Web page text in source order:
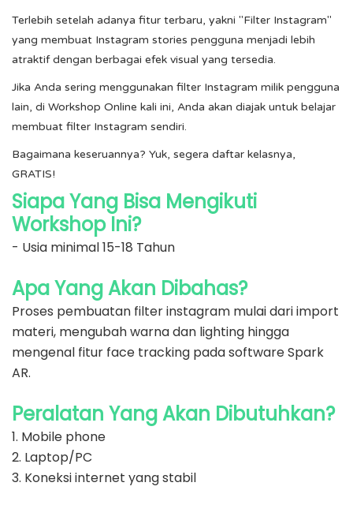
Terlebih setelah adanya fitur terbaru, yakni "Filter Instagram"
yang membuat Instagram stories pengguna menjadi lebih
atraktif dengan berbagai efek visual yang tersedia.
Jika Anda sering menggunakan filter Instagram milik pengguna
lain, di Workshop Online kali ini, Anda akan diajak untuk belajar
membuat filter Instagram sendiri.
Bagaimana keseruannya? Yuk, segera daftar kelasnya,
GRATIS!
Siapa Yang Bisa Mengikuti
Workshop Ini?
- Usia minimal 15-18 Tahun
Apa Yang Akan Dibahas?
Proses pembuatan filter instagram mulai dari import
materi, mengubah warna dan lighting hingga
mengenal fitur face tracking pada software Spark
AR.
Peralatan Yang Akan Dibutuhkan?
1. Mobile phone
2. Laptop/PC
3. Koneksi internet yang stabil